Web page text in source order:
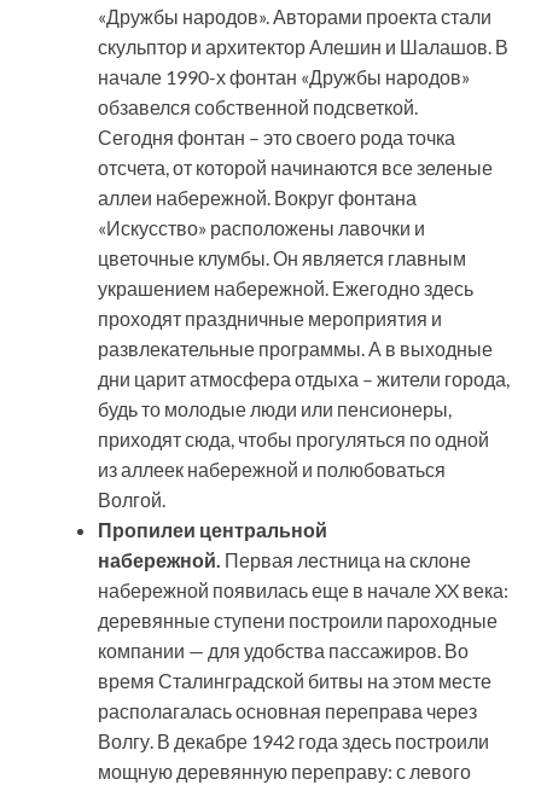
«Дружбы народов». Авторами проекта стали
скульптор и архитектор Алешин и Шалашов. В
начале 1990-х фонтан «Дружбы народов»
обзавелся собственной подсветкой.
Сегодня фонтан – это своего рода точка
отсчета, от которой начинаются все зеленые
аллеи набережной. Вокруг фонтана
«Искусство» расположены лавочки и
цветочные клумбы. Он является главным
украшением набережной. Ежегодно здесь
проходят праздничные мероприятия и
развлекательные программы. А в выходные
дни царит атмосфера отдыха – жители города,
будь то молодые люди или пенсионеры,
приходят сюда, чтобы прогуляться по одной
из аллеек набережной и полюбоваться
Волгой.
Пропилеи центральной
набережной. Первая лестница на склоне
набережной появилась еще в начале XX века:
деревянные ступени построили пароходные
компании — для удобства пассажиров. Во
время Сталинградской битвы на этом месте
располагалась основная переправа через
Волгу. В декабре 1942 года здесь построили
мощную деревянную переправу: с левого